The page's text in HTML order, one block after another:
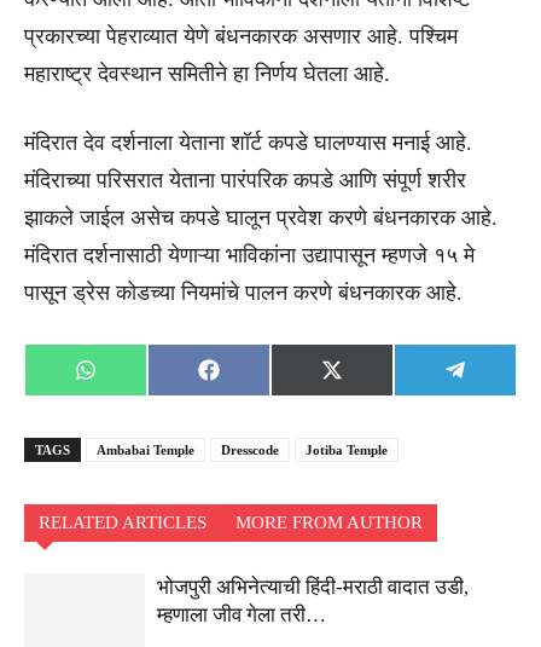
प्रकारच्या पेहराव्यात येणे बंधनकारक असणार आहे. पश्चिम
महाराष्ट्र देवस्थान समितीने हा निर्णय घेतला आहे.
मंदिरात देव दर्शनाला येताना शॉर्ट कपडे घालण्यास मनाई आहे.
मंदिराच्या परिसरात येताना पारंपरिक कपडे आणि संपूर्ण शरीर
झाकले जाईल असेच कपडे घालून प्रवेश करणे बंधनकारक आहे.
मंदिरात दर्शनासाठी येणाऱ्या भाविकांना उद्यापासून म्हणजे १५ मे
पासून ड्रेस कोडच्या नियमांचे पालन करणे बंधनकारक आहे.
Share
on
WhatsApp
Share
on
Facebook
Share
on
X
(Twitter)
Share
on
TAGS Ambabai Temple Dresscode Jotiba Temple
RELATED ARTICLES MORE FROM AUTHOR
भोजपुरी अभिनेत्याची हिंदी-मराठी वादात उडी,
म्हणाला जीव गेला तरी…